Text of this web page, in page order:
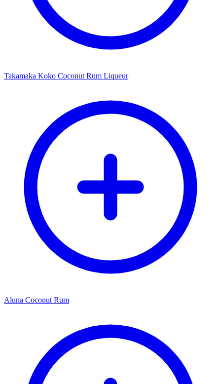
Takamaka Koko Coconut Rum Liqueur
Aluna Coconut Rum